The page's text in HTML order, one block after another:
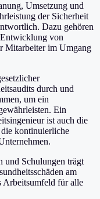
Umsetzung und
der Sicherheit
Dazu gehören
von
Mitarbeiter im Umgang
durch und
um ein
Ein
ist auch die
kontinuierliche
und Schulungen trägt
am
Arbeitsumfeld für alle